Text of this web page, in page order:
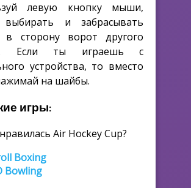
левую кнопку мыши,
и забрасывать
сторону ворот другого
Если ты играешь с
устройства, то вместо
на шайбы.
игры:
Air Hockey Cup?
Boxing
Bowling